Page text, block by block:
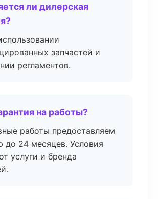
ли дилерская
запчастей и
регламентов.
на работы?
работы предоставляем
до 24 месяцев. Условия
услуги и бренда